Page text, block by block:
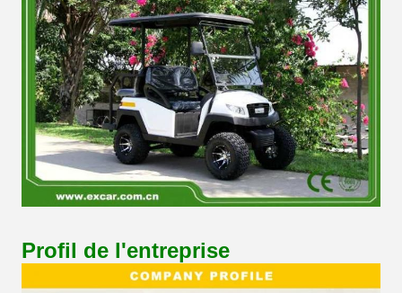
Profil de l'entreprise